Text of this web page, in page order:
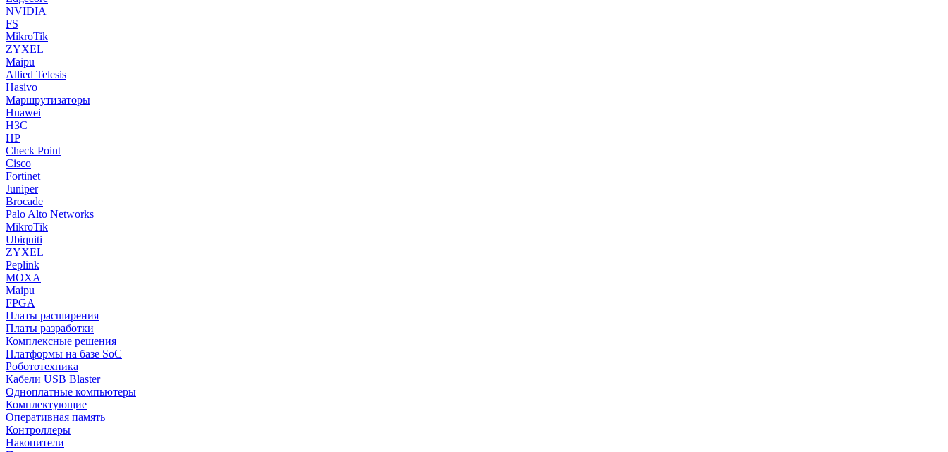
NVIDIA
FS
MikroTik
ZYXEL
Maipu
Allied Telesis
Hasivo
Маршрутизаторы
Huawei
H3C
HP
Check Point
Cisco
Fortinet
Juniper
Brocade
Palo Alto Networks
MikroTik
Ubiquiti
ZYXEL
Peplink
MOXA
Maipu
FPGA
Платы расширения
Платы разработки
Комплексные решения
Платформы на базе SoC
Робототехника
Кабели USB Blaster
Одноплатные компьютеры
Комплектующие
Оперативная память
Контроллеры
Накопители